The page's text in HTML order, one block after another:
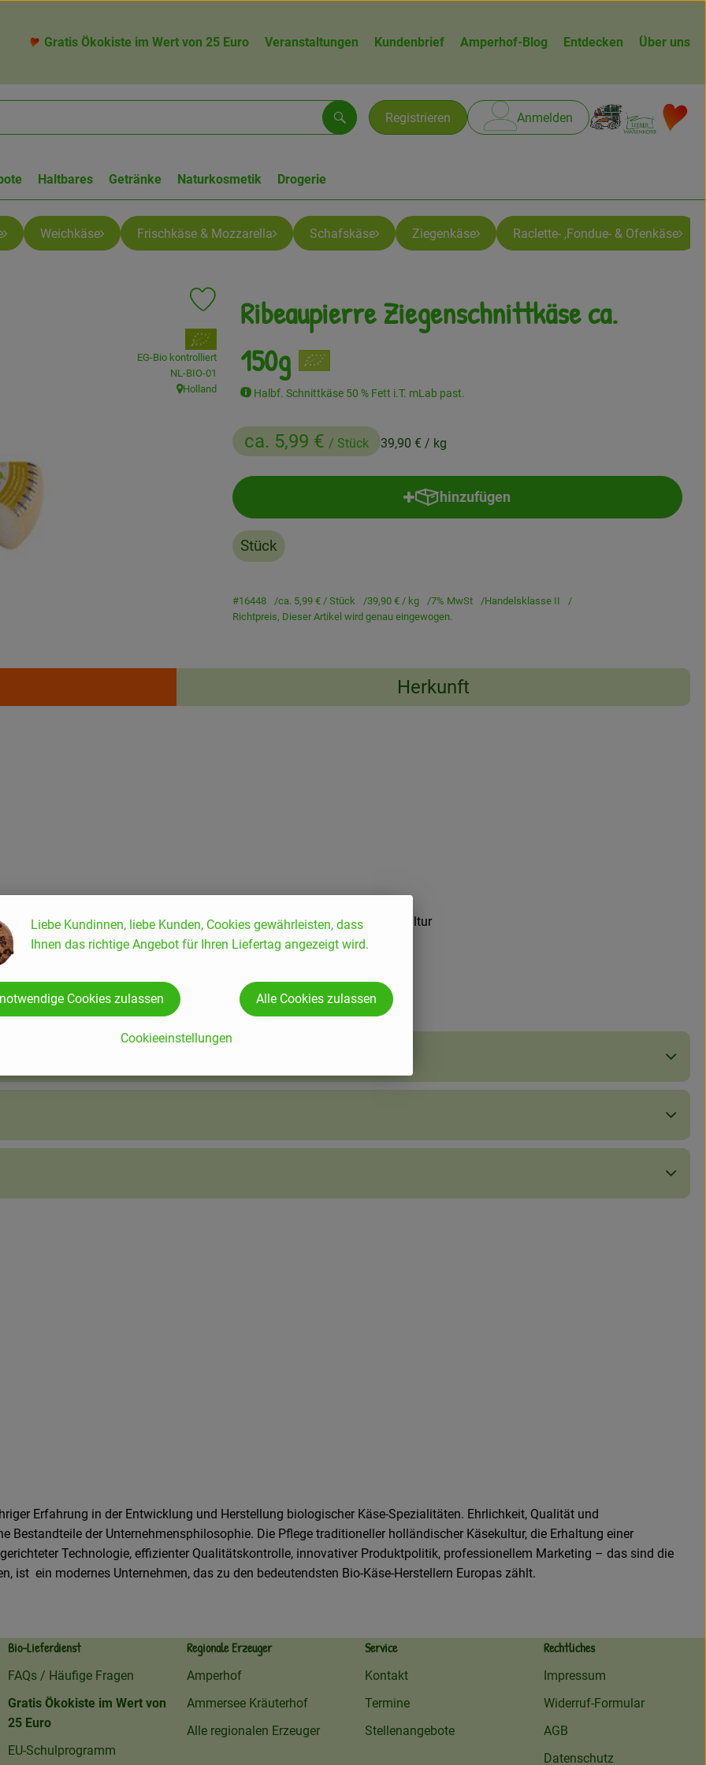
Gratis Ökokiste im Wert von 25 Euro Veranstaltungen Kundenbrief Amperhof-Blog Entdecken Über uns
Registrieren Anmelden
Suchen
Haltbares Getränke Naturkosmetik Drogerie
Weichkäse Frischkäse & Mozzarella Schafskäse Ziegenkäse Raclette- ,Fondue- & Ofenkäse
Ribeaupierre Ziegenschnittkäse ca.
150g
Halbf. Schnittkäse 50 % Fett i.T. mLab past.
ca. 5,99 € / Stück 39,90 € / kg
Produkt zu Favouriten hinzufügen
, Verband:
EG-Bio kontrolliert
, Kontrollstelle:
NL-BIO-01
, Herkunft:
Holland
hinzufügen
Produkt zum Warenkorb hinzufügen
Stück
#16448 ca. 5,99 € / Stück 39,90 € / kg 7% MwSt
Handelsklasse II
Richtpreis, Dieser Artikel wird genau eingewogen.
Rezepte
Herkunft
Mikrobielles (vegetarisches) Lab, Milchsäurebakterien als Starterkultur
Erfahrung in der Entwicklung und Herstellung biologischer Käse-Spezialitäten. Ehrlichkeit, Qualität und
der Unternehmensphilosophie. Die Pflege traditioneller holländischer Käsekultur, die Erhaltung einer
Technologie, effizienter Qualitätskontrolle, innovativer Produktpolitik, professionellem Marketing – das sind die
ist ein modernes Unternehmen, das zu den bedeutendsten Bio-Käse-Herstellern Europas zählt.
Bio-Lieferdienst
FAQs / Häufige Fragen
Gratis Ökokiste im Wert von
25 Euro
EU-Schulprogramm
Regionale Erzeuger
Amperhof
Ammersee Kräuterhof
Alle regionalen Erzeuger
Service
Kontakt
Termine
Stellenangebote
Rechtliches
Impressum
Widerruf-Formular
AGB
Datenschutz
Liebe Kundinnen, liebe Kunden, Cookies gewährleisten, dass
Ihnen das richtige Angebot für Ihren Liefertag angezeigt wird.
Cookieeinstellungen
Cookies zulassen Alle Cookies zulassen